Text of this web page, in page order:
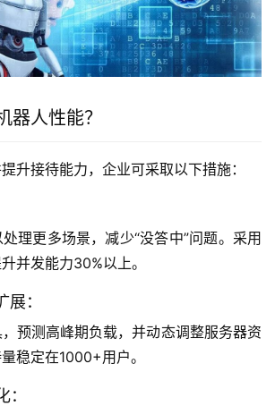
器人性能？
升接待能力，企业可采取以下措施：
理更多场景，减少“没答中”问题。采用
并发能力30%以上。
：
预测高峰期负载，并动态调整服务器资
稳定在1000+用户。